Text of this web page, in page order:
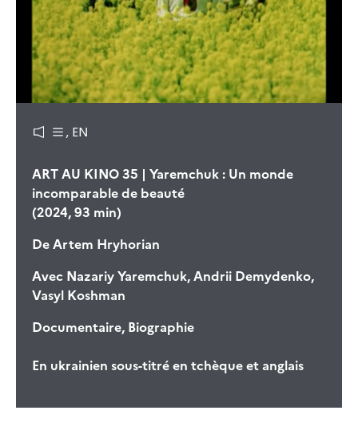
, EN
ART AU KINO 35 | Yaremchuk : Un monde
incomparable de beauté
(2024, 93 min)
DeArtem Hryhorian
Avec Nazariy Yaremchuk, Andrii Demydenko,
Vasyl Koshman
Documentaire, Biographie
En ukrainien sous-titré en tchèque et anglais